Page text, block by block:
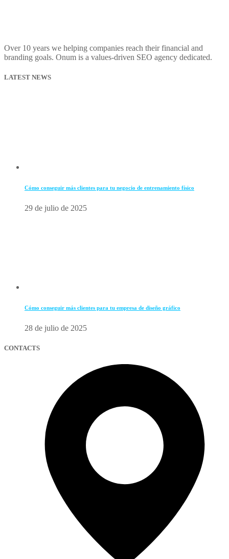
Over 10 years we helping companies reach their financial and
branding goals. Onum is a values-driven SEO agency dedicated.
LATEST NEWS
Cómo conseguir más clientes para tu negocio de entrenamiento físico
29 de julio de 2025
Cómo conseguir más clientes para tu empresa de diseño gráfico
28 de julio de 2025
CONTACTS